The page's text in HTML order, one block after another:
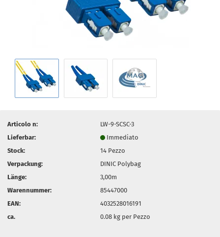
Articolo n:
LW-9-SCSC-3
Lieferbar:
Immediato
Stock:
14 Pezzo
Verpackung:
DINIC Polybag
Länge:
3,00m
Warennummer:
85447000
EAN:
4032528016191
ca.
0.08 kg per Pezzo